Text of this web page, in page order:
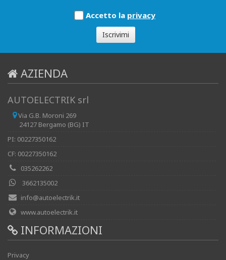
Accetto la privacy
Iscrivimi
AZIENDA
AUTOELECTRIK srl
Via G.B. Moroni 269
24127 Bergamo (BG) IT
PI: 00227350162
CF: 00227350162
035262262
3662135002
info@autoelectrik.it
www.autoelectrik.it
INFORMAZIONI
Privacy